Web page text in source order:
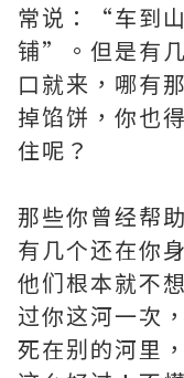
常说：“车到
铺”。但是有
口就来，哪有
掉馅饼，你也
住呢？
那些你曾经帮
有几个还在你
他们根本就不
过你这河一次
死在别的河里